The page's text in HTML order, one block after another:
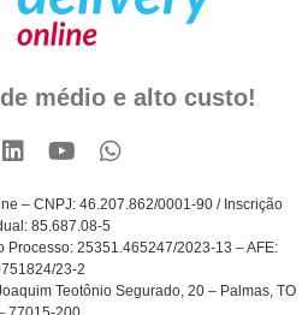
médio e alto custo!
– CNPJ:46.207.862/0001-90 / Inscrição
85.687.08-5
Processo: 25351.465247/2023-13 – AFE:
23-2
Teotônio Segurado, 20 – Palmas, TO